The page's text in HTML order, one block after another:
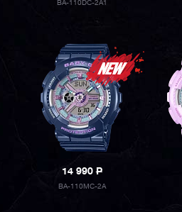
BA-110DC-2A1
14 990P
BA-110MC-2A